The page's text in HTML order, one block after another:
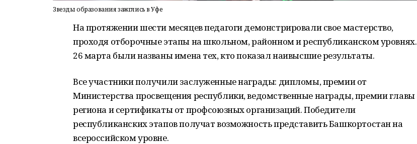
Звезды образования зажглись в Уфе
На протяжении шести месяцев педагоги демонстрировали свое мастерство,
проходя отборочные этапы на школьном, районном и республиканском уровнях.
26 марта были названы имена тех, кто показал наивысшие результаты.
Все участники получили заслуженные награды: дипломы, премии от
Министерства просвещения республики, ведомственные награды, премии главы
региона и сертификаты от профсоюзных организаций. Победители
республиканских этапов получат возможность представить Башкортостан на
всероссийском уровне.